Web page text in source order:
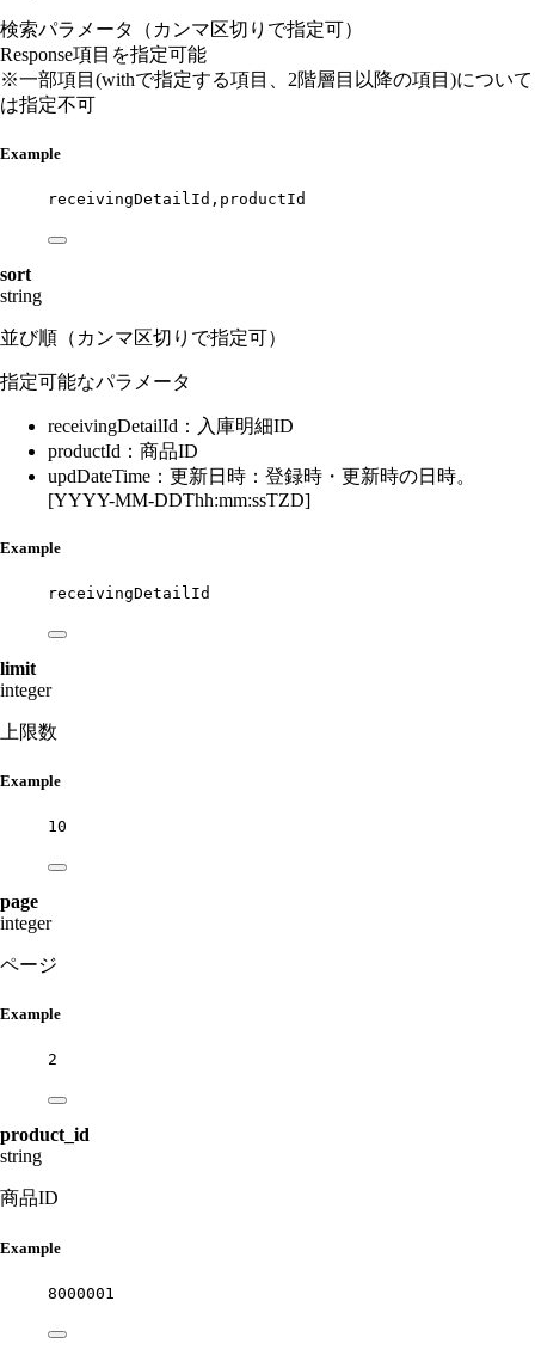
検索パラメータ（カンマ区切りで指定可）
Response項目を指定可能
※一部項目(withで指定する項目、2階層目以降の項目)について
は指定不可
Example
receivingDetailId,productId
sort
string
並び順（カンマ区切りで指定可）
指定可能なパラメータ
receivingDetailId：入庫明細ID
productId：商品ID
updDateTime：更新日時：登録時・更新時の日時。
[YYYY-MM-DDThh:mm:ssTZD]
Example
receivingDetailId
limit
integer
上限数
Example
10
page
integer
ページ
Example
2
product_id
string
商品ID
Example
8000001